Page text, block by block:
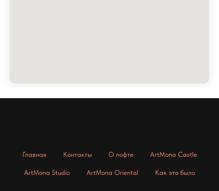
Главная Контакты О лофте ArtMona Castle
ArtMona Studio ArtMona Oriental Как это было